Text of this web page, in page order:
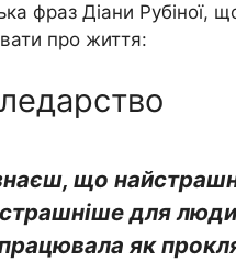
фраз Діани Рубіної,
про життя:
що
для
як